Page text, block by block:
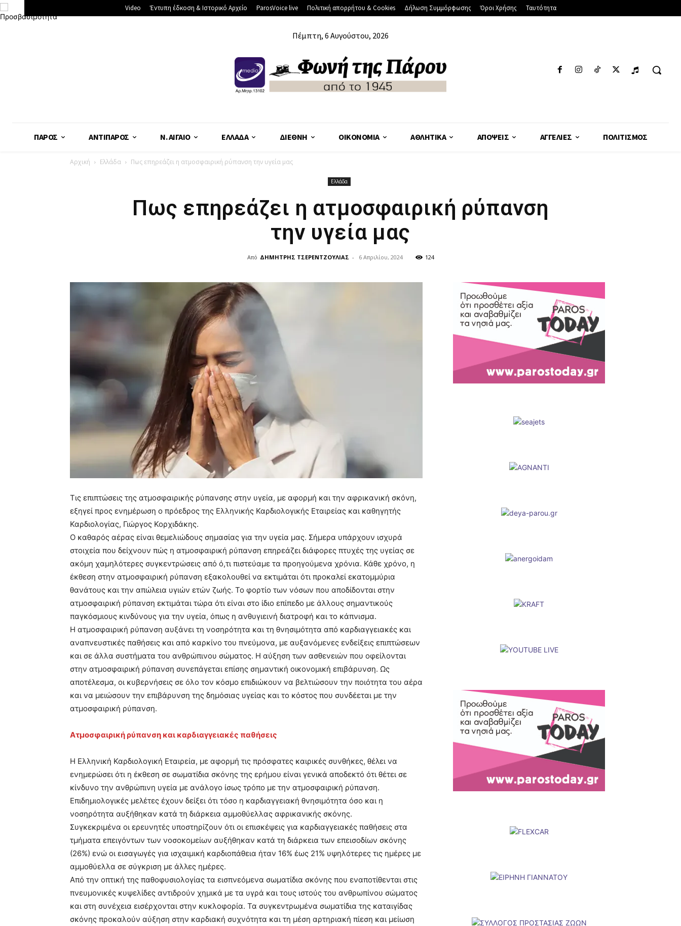
Video Έντυπη έδκοση & Ιστορικό Αρχείο ParosVoice live Πολιτική απορρήτου & Cookies Δήλωση Συμμόρφωσης Όροι Χρήσης Ταυτότητα
Πέμπτη, 6 Αυγούστου, 2026
ΠΆΡΟΣ ΑΝΤΊΠΑΡΟΣ Ν. ΑΙΓΑΊΟ ΕΛΛΆΔΑ ΔΙΕΘΝΉ ΟΙΚΟΝΟΜΊΑ ΑΘΛΗΤΙΚΆ ΑΠΌΨΕΙΣ ΑΓΓΕΛΊΕΣ ΠΟΛΙΤΙΣΜΌΣ
Αρχική Ελλάδα Πως επηρεάζει η ατμοσφαιρική ρύπανση την υγεία μας
Ελλάδα
Πως επηρεάζει η ατμοσφαιρική ρύπανση
την υγεία μας
Από ΔΗΜΗΤΡΗΣ ΤΣΕΡΕΝΤΖΟΥΛΙΑΣ - 6 Απριλίου, 2024 124
Τις επιπτώσεις της ατμοσφαιρικής ρύπανσης στην υγεία, με αφορμή και την αφρικανική σκόνη,
εξηγεί προς ενημέρωση ο πρόεδρος της Ελληνικής Καρδιολογικής Εταιρείας και καθηγητής
Καρδιολογίας, Γιώργος Κορχιδάκης.
Ο καθαρός αέρας είναι θεμελιώδους σημασίας για την υγεία μας. Σήμερα υπάρχουν ισχυρά
στοιχεία που δείχνουν πώς η ατμοσφαιρική ρύπανση επηρεάζει διάφορες πτυχές της υγείας σε
ακόμη χαμηλότερες συγκεντρώσεις από ό,τι πιστεύαμε τα προηγούμενα χρόνια. Κάθε χρόνο, η
έκθεση στην ατμοσφαιρική ρύπανση εξακολουθεί να εκτιμάται ότι προκαλεί εκατομμύρια
θανάτους και την απώλεια υγιών ετών ζωής. Το φορτίο των νόσων που αποδίδονται στην
ατμοσφαιρική ρύπανση εκτιμάται τώρα ότι είναι στο ίδιο επίπεδο με άλλους σημαντικούς
παγκόσμιους κινδύνους για την υγεία, όπως η ανθυγιεινή διατροφή και το κάπνισμα.
Η ατμοσφαιρική ρύπανση αυξάνει τη νοσηρότητα και τη θνησιμότητα από καρδιαγγειακές και
αναπνευστικές παθήσεις και από καρκίνο του πνεύμονα, με αυξανόμενες ενδείξεις επιπτώσεων
και σε άλλα συστήματα του ανθρώπινου σώματος. Η αύξηση των ασθενειών που οφείλονται
στην ατμοσφαιρική ρύπανση συνεπάγεται επίσης σημαντική οικονομική επιβάρυνση. Ως
αποτέλεσμα, οι κυβερνήσεις σε όλο τον κόσμο επιδιώκουν να βελτιώσουν την ποιότητα του αέρα
και να μειώσουν την επιβάρυνση της δημόσιας υγείας και το κόστος που συνδέεται με την
ατμοσφαιρική ρύπανση.
Ατμοσφαιρική ρύπανση και καρδιαγγειακές παθήσεις
Η Ελληνική Καρδιολογική Εταιρεία, με αφορμή τις πρόσφατες καιρικές συνθήκες, θέλει να
ενημερώσει ότι η έκθεση σε σωματίδια σκόνης της ερήμου είναι γενικά αποδεκτό ότι θέτει σε
κίνδυνο την ανθρώπινη υγεία με ανάλογο ίσως τρόπο με την ατμοσφαιρική ρύπανση.
Επιδημιολογικές μελέτες έχουν δείξει ότι τόσο η καρδιαγγειακή θνησιμότητα όσο και η
νοσηρότητα αυξήθηκαν κατά τη διάρκεια αμμοθύελλας αφρικανικής σκόνης.
Συγκεκριμένα οι ερευνητές υποστηρίζουν ότι οι επισκέψεις για καρδιαγγειακές παθήσεις στα
τμήματα επειγόντων των νοσοκομείων αυξήθηκαν κατά τη διάρκεια των επεισοδίων σκόνης
(26%) ενώ οι εισαγωγές για ισχαιμική καρδιοπάθεια ήταν 16% έως 21% υψηλότερες τις ημέρες με
αμμοθύελλα σε σύγκριση με άλλες ημέρες.
Από την οπτική της παθοφυσιολογίας τα εισπνεόμενα σωματίδια σκόνης που εναποτίθενται στις
πνευμονικές κυψελίδες αντιδρούν χημικά με τα υγρά και τους ιστούς του ανθρωπίνου σώματος
και στη συνέχεια εισέρχονται στην κυκλοφορία. Τα συγκεντρωμένα σωματίδια της καταιγίδας
σκόνης προκαλούν αύξηση στην καρδιακή συχνότητα και τη μέση αρτηριακή πίεση και μείωση